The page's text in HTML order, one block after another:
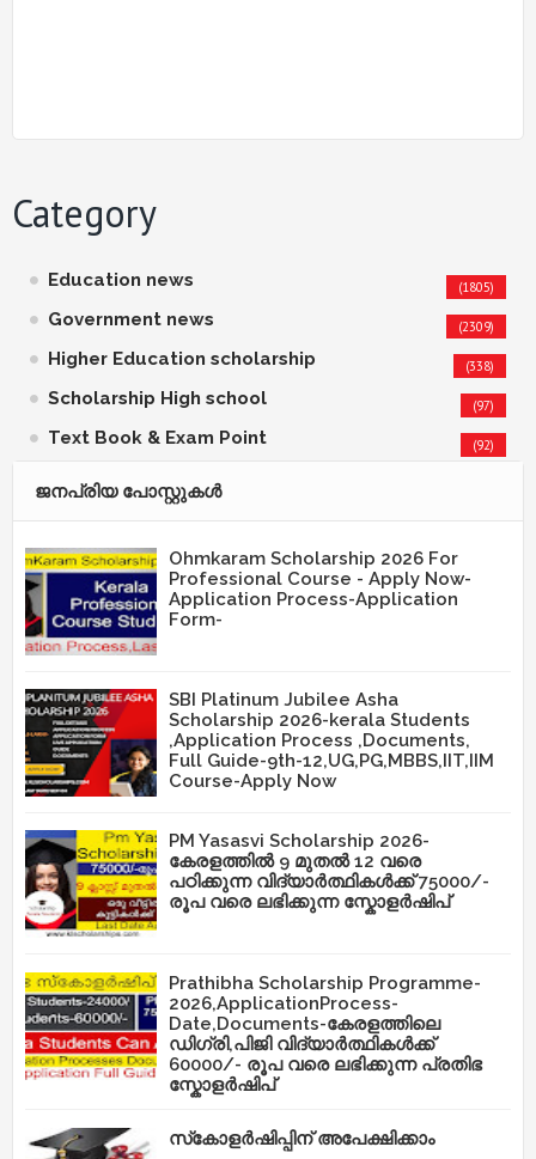
Category
Education news (1805)
Government news (2309)
Higher Education scholarship (338)
Scholarship High school (97)
Text Book & Exam Point (92)
ജനപ്രിയ പോസ്റ്റുകള്‍‌
Ohmkaram Scholarship 2026 For
Professional Course - Apply Now-
Application Process-Application
Form-
SBI Platinum Jubilee Asha
Scholarship 2026-kerala Students
,Application Process ,Documents,
Full Guide-9th-12,UG,PG,MBBS,IIT,IIM
Course-Apply Now
PM Yasasvi Scholarship 2026-
കേരളത്തിൽ 9 മുതൽ 12 വരെ
പഠിക്കുന്ന വിദ്യാർത്ഥികൾക്ക് 75000/-
രൂപ വരെ ലഭിക്കുന്ന സ്കോളർഷിപ്
Prathibha Scholarship Programme-
2026,ApplicationProcess-
Date,Documents-കേരളത്തിലെ
ഡിഗ്രി,പിജി വിദ്യാർത്ഥികൾക്ക്
60000/- രൂപ വരെ ലഭിക്കുന്ന പ്രതിഭ
സ്കോളർഷിപ്
സ്‌കോളർഷിപ്പിന് അപേക്ഷിക്കാം